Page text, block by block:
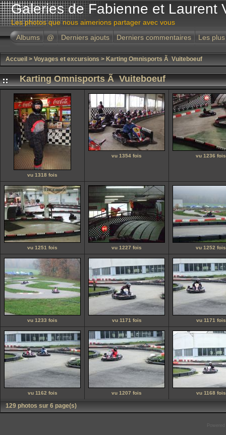
Galeries de Fabienne et Laurent
Les photos que nous aimerions partager avec vous
Albums
@ Derniers ajouts Derniers commentaires Les
Accueil > Voyages et excursions > Karting Omnisports Ã Vuiteboeuf
Karting Omnisports Ã Vuiteboeuf
vu 1318 fois
vu 1354 fois vu 1236 fois
vu 1251 fois vu 1227 fois vu 1252 fois
vu 1233 fois vu 1171 fois vu 1171 fois
vu 1162 fois vu 1207 fois vu 1168 fois
129 photos sur 6 page(s)